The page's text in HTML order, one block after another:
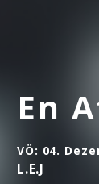
En
VÖ: 04.
L.E.J